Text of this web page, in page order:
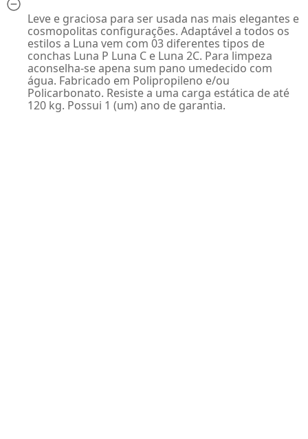
Leve e graciosa para ser usada nas mais elegantes e
cosmopolitas configurações. Adaptável a todos os
estilos a Luna vem com 03 diferentes tipos de
conchas Luna P Luna C e Luna 2C. Para limpeza
aconselha-se apena sum pano umedecido com
água. Fabricado em Polipropileno e/ou
Policarbonato. Resiste a uma carga estática de até
120 kg. Possui 1 (um) ano de garantia.